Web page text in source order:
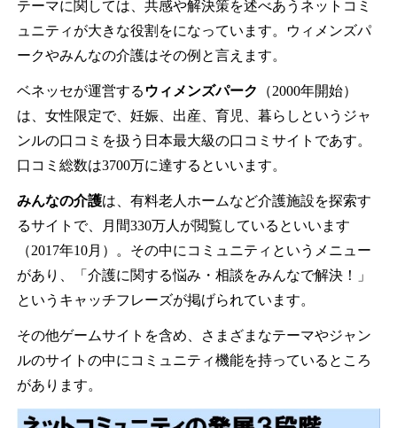
テーマに関しては、共感や解決策を述べあうネットコミ
ュニティが大きな役割をになっています。ウィメンズパ
ークやみんなの介護はその例と言えます。
ベネッセが運営する ウィメンズパーク
（2000年開始）
は、女性限定で、妊娠、出産、育児、暮らしというジャ
ンルの口コミを扱う日本最大級の口コミサイトであす。
口コミ総数は3700万に達するといいます。
みんなの介護は、有料老人ホームなど介護施設を探索す
るサイトで、月間330万人が閲覧しているといいます
（2017年10月）。その中にコミュニティというメニュー
があり、「介護に関する悩み・相談をみんなで解決！」
というキャッチフレーズが掲げられています。
その他ゲームサイトを含め、さまざまなテーマやジャン
ルのサイトの中にコミュニティ機能を持っているところ
があります。